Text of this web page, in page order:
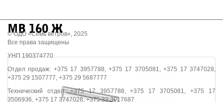
МВ 160 Ж
© ОДО «Семь ветров», 2025
Все права защищены
УНП 190374770
Отдел продаж: +375 17 3957788, +375 17 3705081, +375 17 3747028,
+375 29 1507777, +375 29 5687777
Технический отдел: +375 17 3957788, +375 17 3705081, +375 17
3506936, +375 17 3747028, +375 33 3017687